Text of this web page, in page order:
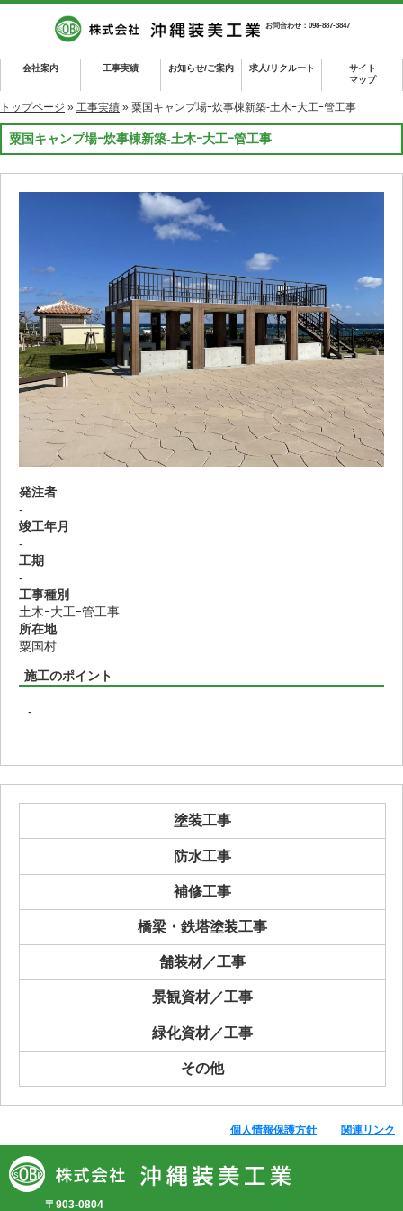
お問合わせ：098-887-3847
会社案内 工事実績 お知らせ/ご案内 求人/リクルート
サイト
マップ
トップページ » 工事実績 » 粟国キャンプ場ｰ炊事棟新築-土木ｰ大工ｰ管工事
粟国キャンプ場ｰ炊事棟新築-土木ｰ大工ｰ管工事
発注者
-
竣工年月
-
工期
-
工事種別
土木ｰ大工ｰ管工事
所在地
粟国村
施工のポイント
-
塗装工事
防水工事
補修工事
橋梁・鉄塔塗装工事
舗装材／工事
景観資材／工事
緑化資材／工事
その他
個人情報保護方針 関連リンク
〒903-0804